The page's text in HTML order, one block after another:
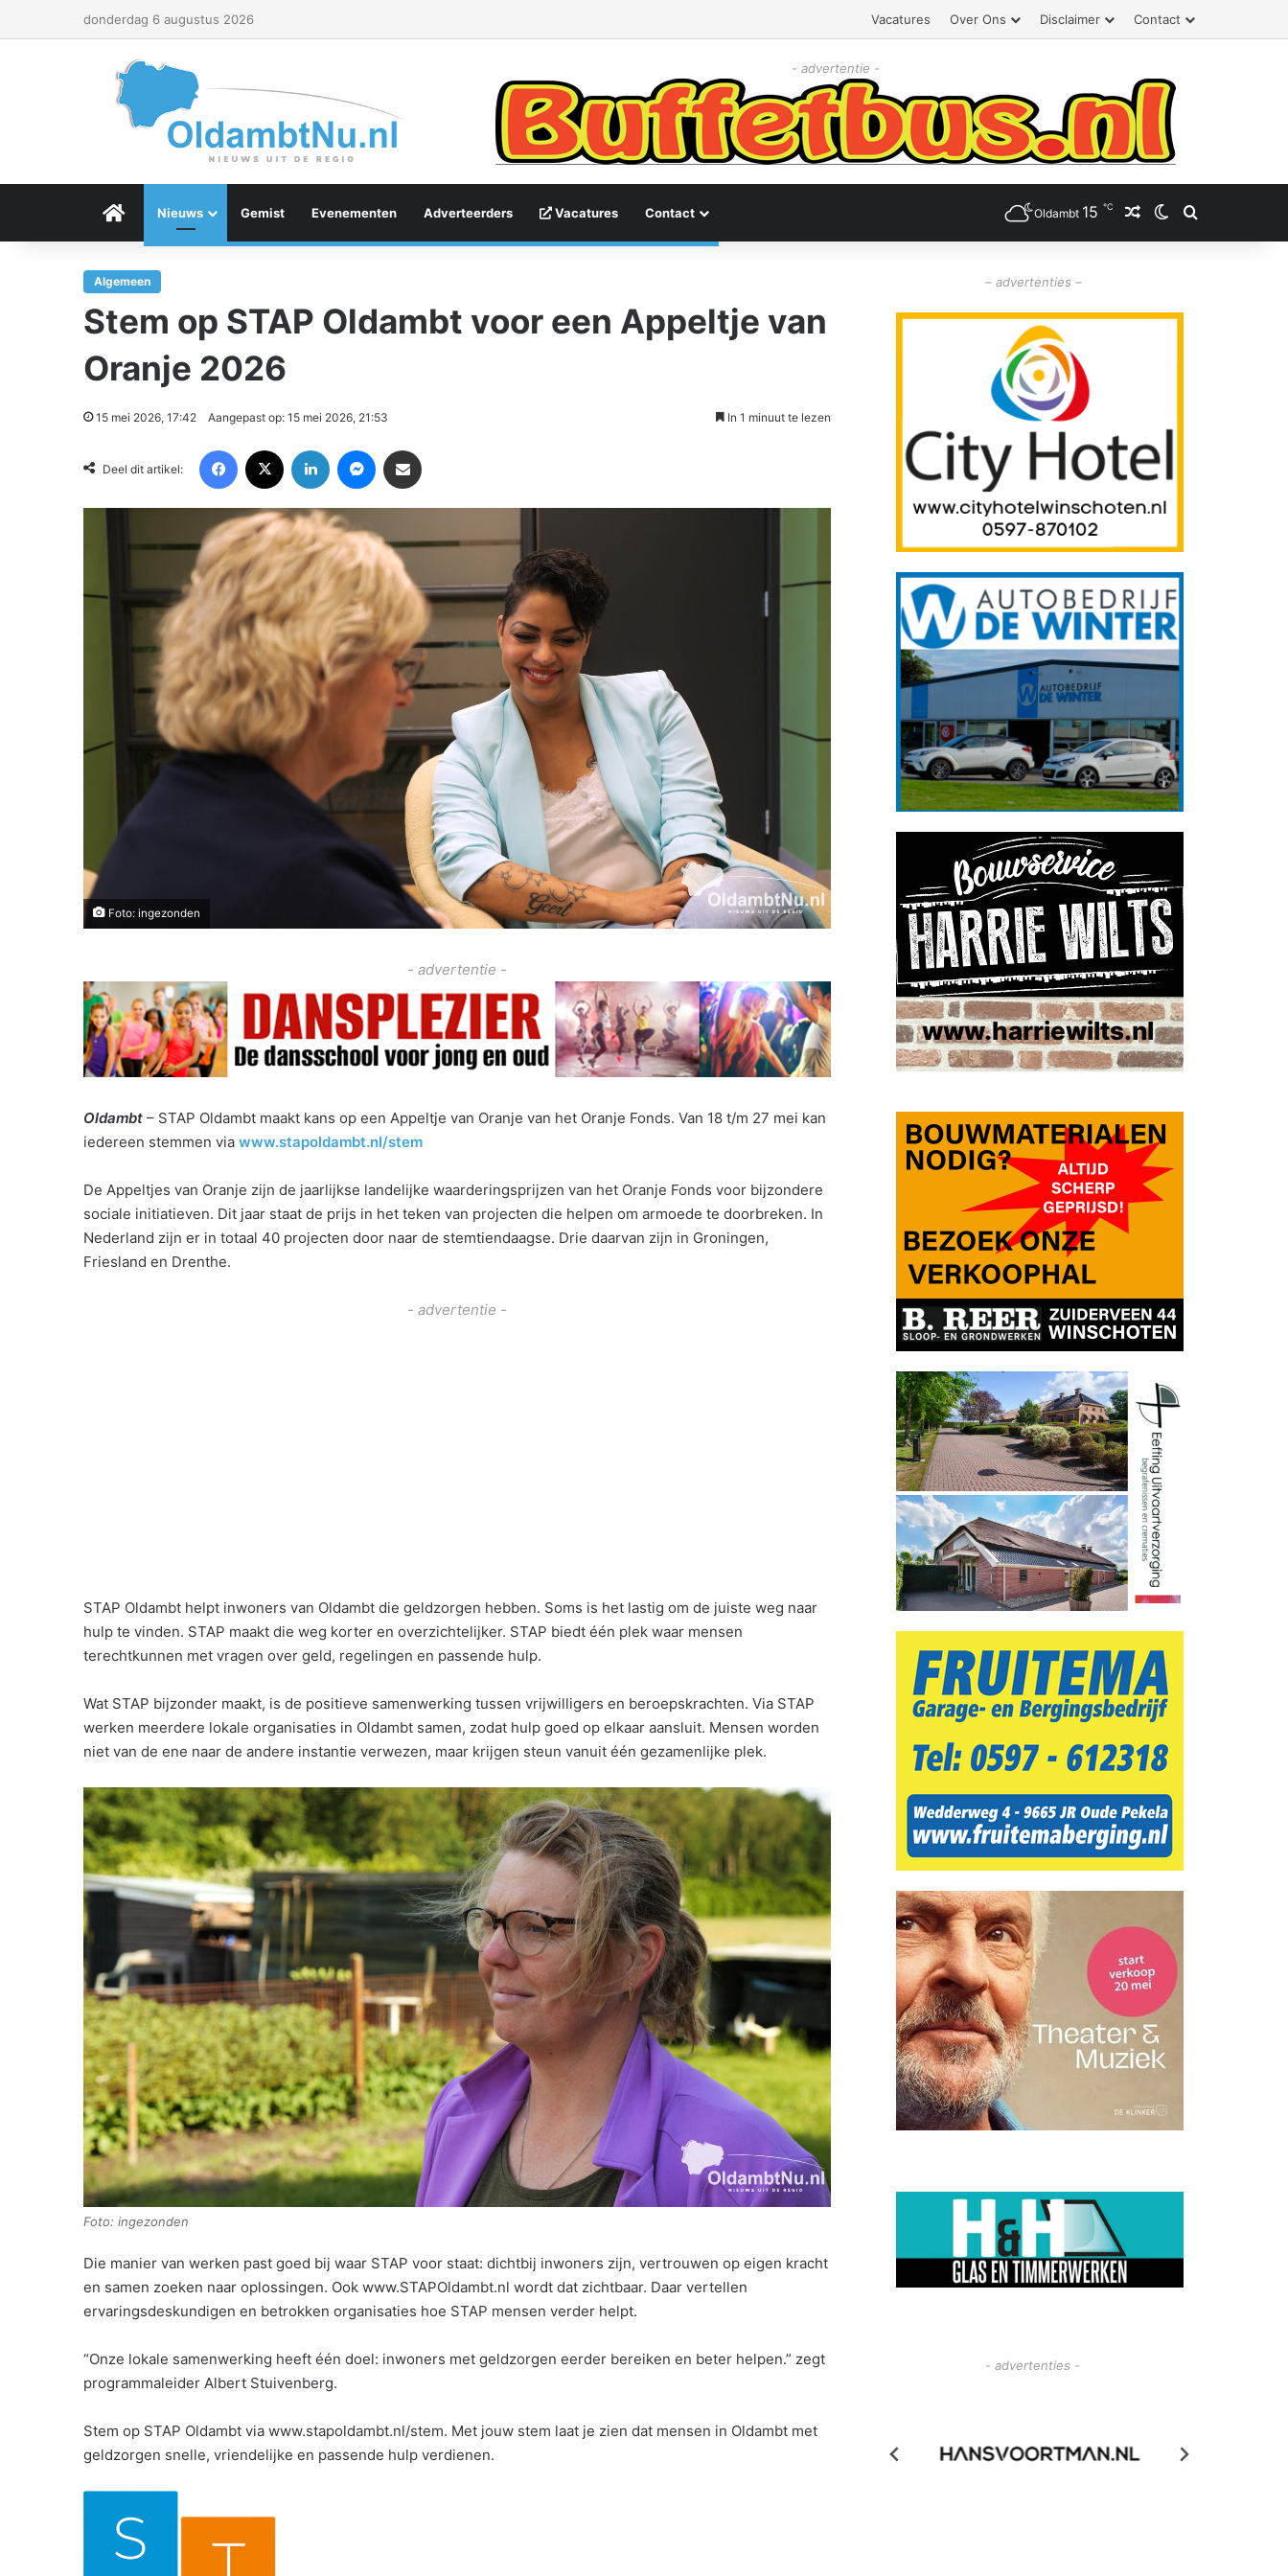
donderdag 6 augustus 2026 Vacatures Over Ons Disclaimer Contact
- advertentie -
Menu Item
Nieuws Gemist Evenementen Adverteerders Vacatures Contact Oldambt 15 ℃ Willekeurig artikel
Switch skin
Zoeken
Algemeen
Stem op STAP Oldambt voor een Appeltje van
Oranje 2026
15 mei 2026, 17:42 Aangepast op: 15 mei 2026, 21:53 In 1 minuut te lezen
Deel dit artikel:
Foto: ingezonden
- advertentie -
Oldambt – STAP Oldambt maakt kans op een Appeltje van Oranje van het Oranje Fonds. Van 18 t/m 27 mei kan
iedereen stemmen via www.stapoldambt.nl/stem
De Appeltjes van Oranje zijn de jaarlijkse landelijke waarderingsprijzen van het Oranje Fonds voor bijzondere
sociale initiatieven. Dit jaar staat de prijs in het teken van projecten die helpen om armoede te doorbreken. In
Nederland zijn er in totaal 40 projecten door naar de stemtiendaagse. Drie daarvan zijn in Groningen,
Friesland en Drenthe.
- advertentie -
STAP Oldambt helpt inwoners van Oldambt die geldzorgen hebben. Soms is het lastig om de juiste weg naar
hulp te vinden. STAP maakt die weg korter en overzichtelijker. STAP biedt één plek waar mensen
terechtkunnen met vragen over geld, regelingen en passende hulp.
Wat STAP bijzonder maakt, is de positieve samenwerking tussen vrijwilligers en beroepskrachten. Via STAP
werken meerdere lokale organisaties in Oldambt samen, zodat hulp goed op elkaar aansluit. Mensen worden
niet van de ene naar de andere instantie verwezen, maar krijgen steun vanuit één gezamenlijke plek.
Foto: ingezonden
Die manier van werken past goed bij waar STAP voor staat: dichtbij inwoners zijn, vertrouwen op eigen kracht
en samen zoeken naar oplossingen. Ook www.STAPOldambt.nl wordt dat zichtbaar. Daar vertellen
ervaringsdeskundigen en betrokken organisaties hoe STAP mensen verder helpt.
“Onze lokale samenwerking heeft één doel: inwoners met geldzorgen eerder bereiken en beter helpen.” zegt
programmaleider Albert Stuivenberg.
Stem op STAP Oldambt via www.stapoldambt.nl/stem. Met jouw stem laat je zien dat mensen in Oldambt met
geldzorgen snelle, vriendelijke en passende hulp verdienen.
– advertenties –
- advertenties -